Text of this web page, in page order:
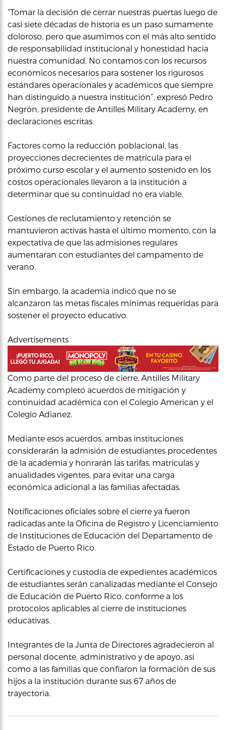
“Tomar la decisión de cerrar nuestras puertas luego de
casi siete décadas de historia es un paso sumamente
doloroso, pero que asumimos con el más alto sentido
de responsabilidad institucional y honestidad hacia
nuestra comunidad. No contamos con los recursos
económicos necesarios para sostener los rigurosos
estándares operacionales y académicos que siempre
han distinguido a nuestra institución”, expresó Pedro
Negrón, presidente de Antilles Military Academy, en
declaraciones escritas.
Factores como la reducción poblacional, las
proyecciones decrecientes de matrícula para el
próximo curso escolar y el aumento sostenido en los
costos operacionales llevaron a la institución a
determinar que su continuidad no era viable.
Gestiones de reclutamiento y retención se
mantuvieron activas hasta el último momento, con la
expectativa de que las admisiones regulares
aumentaran con estudiantes del campamento de
verano.
Sin embargo, la academia indicó que no se
alcanzaron las metas fiscales mínimas requeridas para
sostener el proyecto educativo.
Advertisements
Como parte del proceso de cierre, Antilles Military
Academy completó acuerdos de mitigación y
continuidad académica con el Colegio American y el
Colegio Adianez.
Mediante esos acuerdos, ambas instituciones
considerarán la admisión de estudiantes procedentes
de la academia y honrarán las tarifas, matrículas y
anualidades vigentes, para evitar una carga
económica adicional a las familias afectadas.
Notificaciones oficiales sobre el cierre ya fueron
radicadas ante la Oficina de Registro y Licenciamiento
de Instituciones de Educación del Departamento de
Estado de Puerto Rico.
Certificaciones y custodia de expedientes académicos
de estudiantes serán canalizadas mediante el Consejo
de Educación de Puerto Rico, conforme a los
protocolos aplicables al cierre de instituciones
educativas.
Integrantes de la Junta de Directores agradecieron al
personal docente, administrativo y de apoyo, así
como a las familias que confiaron la formación de sus
hijos a la institución durante sus 67 años de
trayectoria.